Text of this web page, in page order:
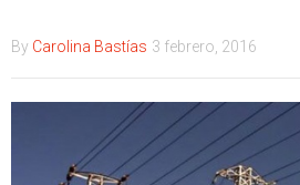
By Carolina Bastías 3 febrero, 2016